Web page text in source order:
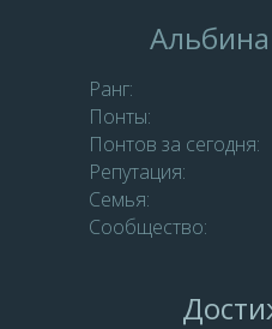
Ранг:
Понты:
Понтов за сегодня:
Репутация:
Семья:
Сообщество: